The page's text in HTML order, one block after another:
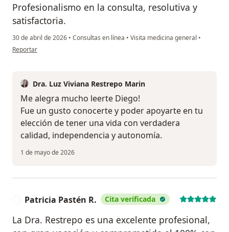
Profesionalismo en la consulta, resolutiva y
satisfactoria.
30 de abril de 2026 • Consultas en línea • Visita medicina general •
en opinión del usuario Diego
Reportar
Dra. Luz Viviana Restrepo Marin
Me alegra mucho leerte Diego!
Fue un gusto conocerte y poder apoyarte en tu
elección de tener una vida con verdadera
calidad, independencia y autonomía.
1 de mayo de 2026
Patricia Pastén R. Cita verificada
La Dra. Restrepo es una excelente profesional,